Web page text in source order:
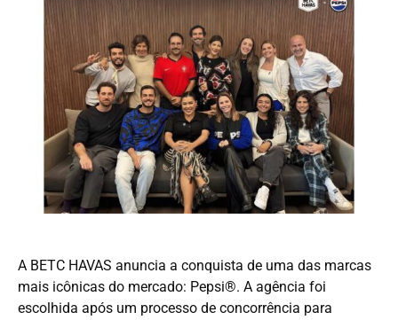
A BETC HAVAS anuncia a conquista de uma das marcas
mais icônicas do mercado: Pepsi®. A agência foi
escolhida após um processo de concorrência para